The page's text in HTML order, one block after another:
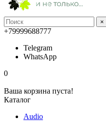
×
+79999688777
Telegram
WhatsApp
0
Ваша корзина пуста!
Каталог
Audio